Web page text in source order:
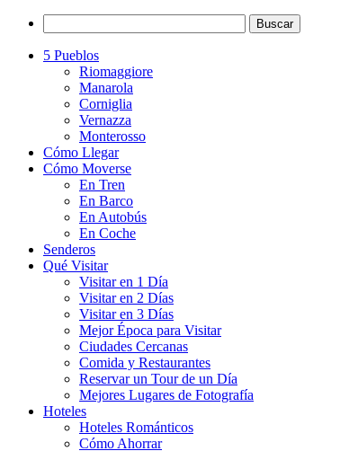
5 Pueblos
Riomaggiore
Manarola
Corniglia
Vernazza
Monterosso
Cómo Llegar
Cómo Moverse
En Tren
En Barco
En Autobús
En Coche
Senderos
Qué Visitar
Visitar en 1 Día
Visitar en 2 Días
Visitar en 3 Días
Mejor Época para Visitar
Ciudades Cercanas
Comida y Restaurantes
Reservar un Tour de un Día
Mejores Lugares de Fotografía
Hoteles
Hoteles Románticos
Cómo Ahorrar